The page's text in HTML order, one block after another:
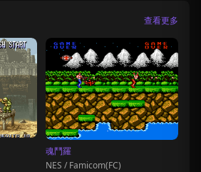
查看更多
魂鬥羅
NES / Famicom(FC)